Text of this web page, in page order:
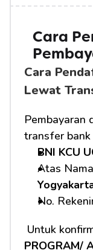
Cara
Cara
Lewat
Pembayaran
transfer bank
BNI KCU
Atas
No.
Untuk
PROGRAM/